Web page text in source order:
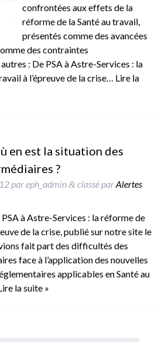
confrontées aux effets de la
réforme de la Santé au travail,
présentés comme des avancées
des contraintes
: De PSA à Astre-Services : la
à l’épreuve de la crise… Lire la
en est la situation des
?
pareph_admin &classé parAlertes
à Astre-Services : la réforme de
de la crise, publié sur notre site le
fait part des difficultés des
face à l’application des nouvelles
applicables en Santé au
la suite »